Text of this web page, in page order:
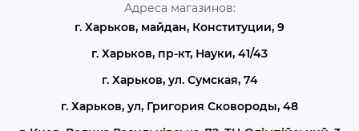
Адреса магазинов:
г. Харьков, майдан, Конституции, 9
г. Харьков, пр-кт, Науки, 41/43
г. Харьков, ул. Сумская, 74
г. Харьков, ул, Григория Сковороды, 48